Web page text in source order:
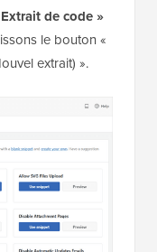
la fonction
Extrait de code »
extrait) ».